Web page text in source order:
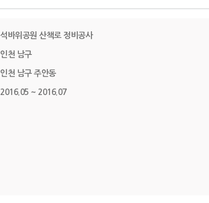
석바위공원 산책로 정비공사
인천 남구
인천 남구 주안동
2016.05 ~ 2016.07